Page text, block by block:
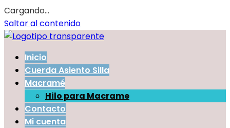
Cargando...
Saltar al contenido
Inicio
Cuerda Asiento Silla
Macramé
Hilo para Macrame
Contacto
Mi cuenta